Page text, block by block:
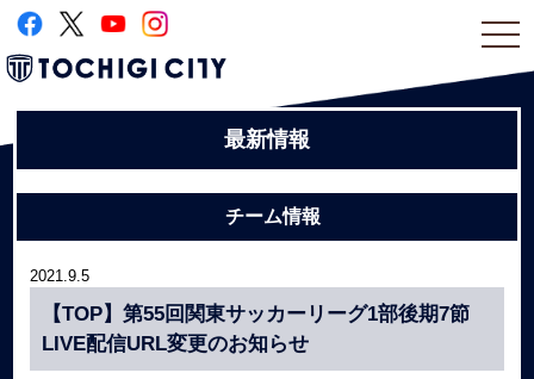
最新情報
チーム情報
2021.9.5
【TOP】第55回関東サッカーリーグ1部後期7節
LIVE配信URL変更のお知らせ